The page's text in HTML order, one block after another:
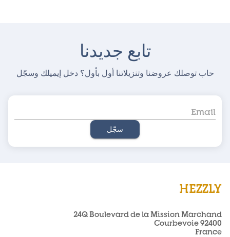
تابع جديدنا
حاب توصلك عروضنا وتنزيلاتنا أول بأول؟ دخل إيميلك وسجّل
سجّل
HEZZLY
24Q Boulevard de la Mission Marchand
92400 Courbevoie
France